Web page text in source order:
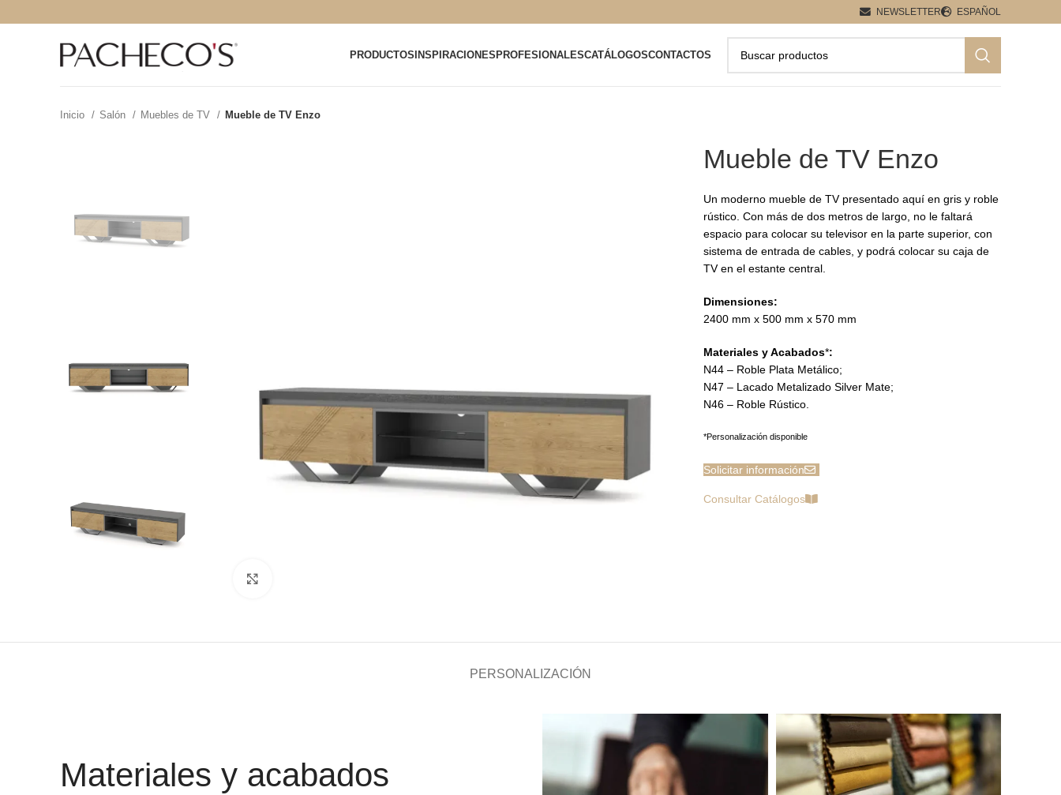
NEWSLETTER ESPAÑOL
PRODUCTOS INSPIRACIONES PROFESIONALESCATÁLOGOSCONTACTOS
Inicio Salón Muebles de TV Mueble de TV Enzo
Mueble de TV Enzo
Un moderno mueble de TV presentado aquí en gris y roble
rústico. Con más de dos metros de largo, no le faltará
espacio para colocar su televisor en la parte superior, con
sistema de entrada de cables, y podrá colocar su caja de
TV en el estante central.
Dimensiones:
2400 mm x 500 mm x 570 mm
Materiales y Acabados*:
N44 – Roble Plata Metálico;
N47 – Lacado Metalizado Silver Mate;
N46 – Roble Rústico.
*Personalización disponible
Solicitar información
Consultar Catálogos
PERSONALIZACIÓN
Materiales y acabados